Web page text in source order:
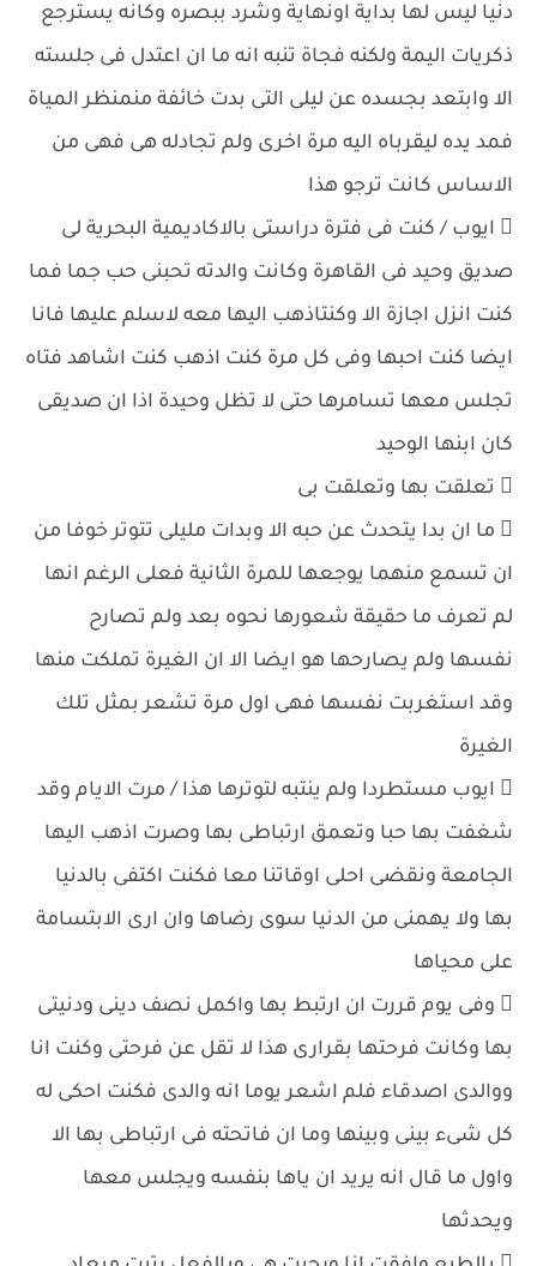
دنيا ليس لها بداية اونهاية وشرد ببصره وكانه يسترجع
ذكريات اليمة ولكنه فجاة تنبه انه ما ان اعتدل فى جلسته
الا وابتعد بجسده عن ليلى التى بدت خائفة منمنظر المياة
فمد يده ليقرباه اليه مرة اخرى ولم تجادله هى فهى من
الاساس كانت ترجو هذا
 ايوب / كنت فى فترة دراستى بالاكاديمية البحرية لى
صديق وحيد فى القاهرة وكانت والدته تحبنى حب جما فما
كنت انزل اجازة الا وكنتاذهب اليها معه لاسلم عليها فانا
ايضا كنت احبها وفى كل مرة كنت اذهب كنت اشاهد فتاه
تجلس معها تسامرها حتى لا تظل وحيدة اذا ان صديقى
كان ابنها الوحيد
 تعلقت بها وتعلقت بى
 ما ان بدا يتحدث عن حبه الا وبدات مليلى تتوتر خوفا من
ان تسمع منهما يوجعها للمرة الثانية فعلى الرغم انها
لم تعرف ما حقيقة شعورها نحوه بعد ولم تصارح
نفسها ولم يصارحها هو ايضا الا ان الغيرة تملكت منها
وقد استغربت نفسها فهى اول مرة تشعر بمثل تلك
الغيرة
 ايوب مستطردا ولم ينتبه لتوترها هذا / مرت الايام وقد
شغفت بها حبا وتعمق ارتباطى بها وصرت اذهب اليها
الجامعة ونقضى احلى اوقاتنا معا فكنت اكتفى بالدنيا
بها ولا يهمنى من الدنيا سوى رضاها وان ارى الابتسامة
على محياها
 وفى يوم قررت ان ارتبط بها واكمل نصف دينى ودنيتى
بها وكانت فرحتها بقرارى هذا لا تقل عن فرحتى وكنت انا
ووالدى اصدقاء فلم اشعر يوما انه والدى فكنت احكى له
كل شىء بينى وبينها وما ان فاتحته فى ارتباطى بها الا
واول ما قال انه يريد ان ياها بنفسه ويجلس معها
ويحدثها